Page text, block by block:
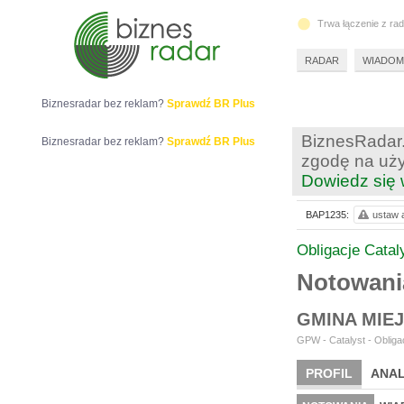
zgodę na
Dowiedz się
Obligacje
GMINA
GPW - Catalyst -
PROFIL
BAP1235: ustaw
Biznesradar bez reklam? Sprawdź BR Plus
Biznesradar bez reklam? Sprawdź BR Plus
Trwa łączenie z
RADAR